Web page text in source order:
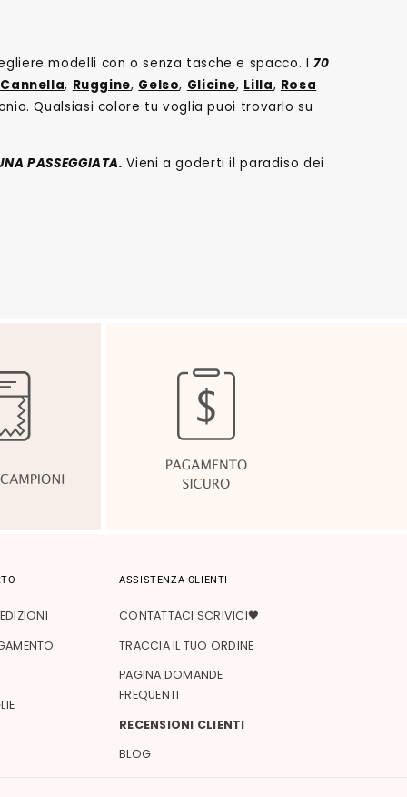
modelli con o senza tasche e spacco. I70
, Ruggine, Gelso, Glicine, Lilla, Rosa
Qualsiasi colore tu voglia puoi trovarlo su
PASSEGGIATA.Vieni a goderti il paradiso dei
ASSISTENZA CLIENTI
CONTATTACI SCRIVICI🖤
TRACCIA IL TUO ORDINE
PAGINA DOMANDE
FREQUENTI
RECENSIONI CLIENTI
BLOG